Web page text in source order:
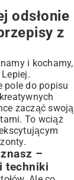
– porady i
do doskonałego
unikać
prostoty do
odsłonie
z
i kochamy,
pole do popisu
zacząć swoją
To wciąż
–
techniki